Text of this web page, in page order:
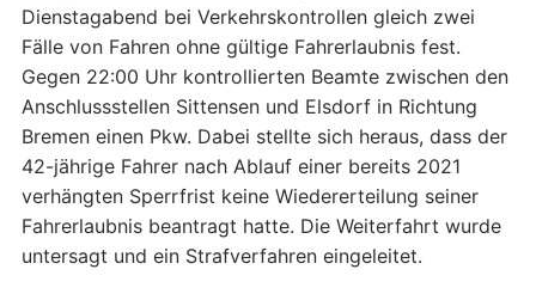
Dienstagabend bei Verkehrskontrollen gleich zwei
Fälle von Fahren ohne gültige Fahrerlaubnis fest.
Gegen 22:00 Uhr kontrollierten Beamte zwischen den
Anschlussstellen Sittensen und Elsdorf in Richtung
Bremen einen Pkw. Dabei stellte sich heraus, dass der
42-jährige Fahrer nach Ablauf einer bereits 2021
verhängten Sperrfrist keine Wiedererteilung seiner
Fahrerlaubnis beantragt hatte. Die Weiterfahrt wurde
untersagt und ein Strafverfahren eingeleitet.